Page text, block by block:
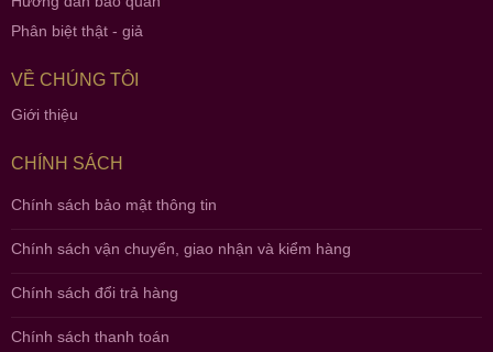
Phân biệt thật - giả
VỀ CHÚNG TÔI
Giới thiệu
CHÍNH SÁCH
Chính sách bảo mật thông tin
Chính sách vận chuyển, giao nhận và kiểm hàng
Chính sách đổi trả hàng
Chính sách thanh toán